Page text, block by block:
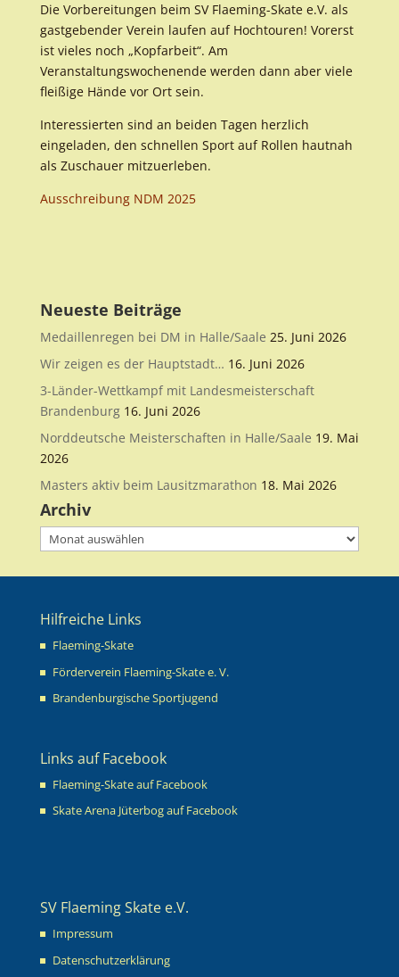
Die Vorbereitungen beim SV Flaeming-Skate e.V. als
gastgebender Verein laufen auf Hochtouren! Vorerst
ist vieles noch „Kopfarbeit“. Am
Veranstaltungswochenende werden dann aber viele
fleißige Hände vor Ort sein.
Interessierten sind an beiden Tagen herzlich
eingeladen, den schnellen Sport auf Rollen hautnah
als Zuschauer mitzuerleben.
Ausschreibung NDM 2025
Neueste Beiträge
Medaillenregen bei DM in Halle/Saale 25. Juni 2026
Wir zeigen es der Hauptstadt… 16. Juni 2026
3-Länder-Wettkampf mit Landesmeisterschaft
Brandenburg 16. Juni 2026
Norddeutsche Meisterschaften in Halle/Saale 19. Mai
2026
Masters aktiv beim Lausitzmarathon 18. Mai 2026
Archiv
Archiv
Hilfreiche Links
Flaeming-Skate
Förderverein Flaeming-Skate e. V.
Brandenburgische Sportjugend
Links auf Facebook
Flaeming-Skate auf Facebook
Skate Arena Jüterbog auf Facebook
SV Flaeming Skate e.V.
Impressum
Datenschutzerklärung